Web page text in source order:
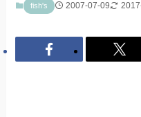
fish's 2007-07-09